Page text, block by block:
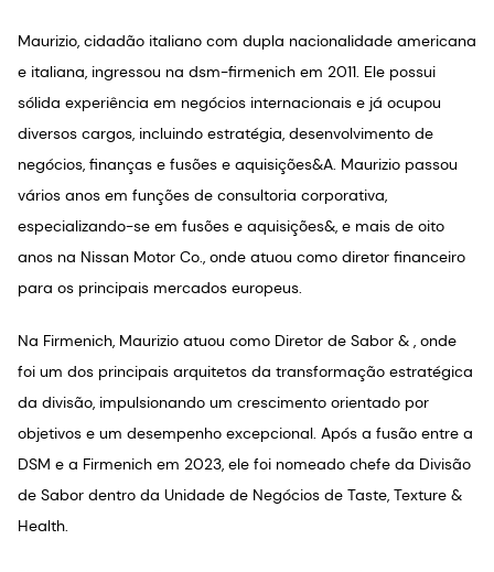
Maurizio, cidadão italiano com dupla nacionalidade americana
e italiana, ingressou na dsm-firmenich em 2011. Ele possui
sólida experiência em negócios internacionais e já ocupou
diversos cargos, incluindo estratégia, desenvolvimento de
negócios, finanças e fusões e aquisições&A. Maurizio passou
vários anos em funções de consultoria corporativa,
especializando-se em fusões e aquisições&, e mais de oito
anos na Nissan Motor Co., onde atuou como diretor financeiro
para os principais mercados europeus.
Na Firmenich, Maurizio atuou como Diretor de Sabor & , onde
foi um dos principais arquitetos da transformação estratégica
da divisão, impulsionando um crescimento orientado por
objetivos e um desempenho excepcional. Após a fusão entre a
DSM e a Firmenich em 2023, ele foi nomeado chefe da Divisão
de Sabor dentro da Unidade de Negócios de Taste, Texture &
Health.